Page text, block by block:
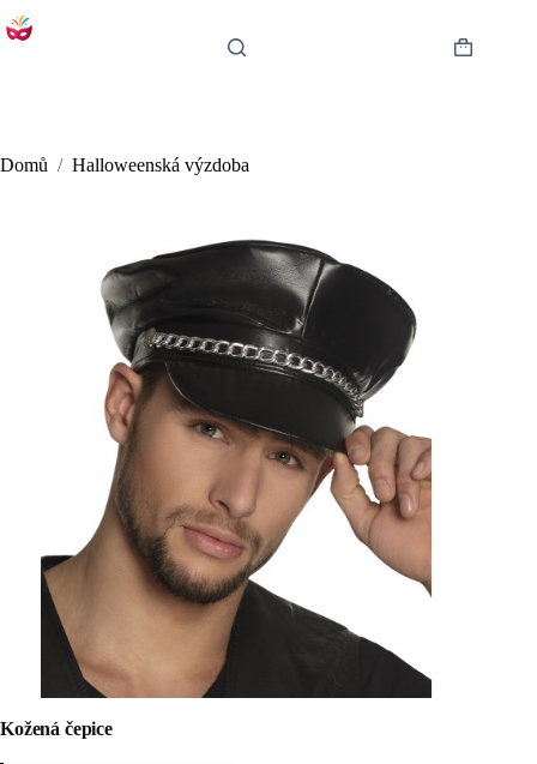
to
Shopping
Domů / Halloweenská výzdoba
Kožená čepice